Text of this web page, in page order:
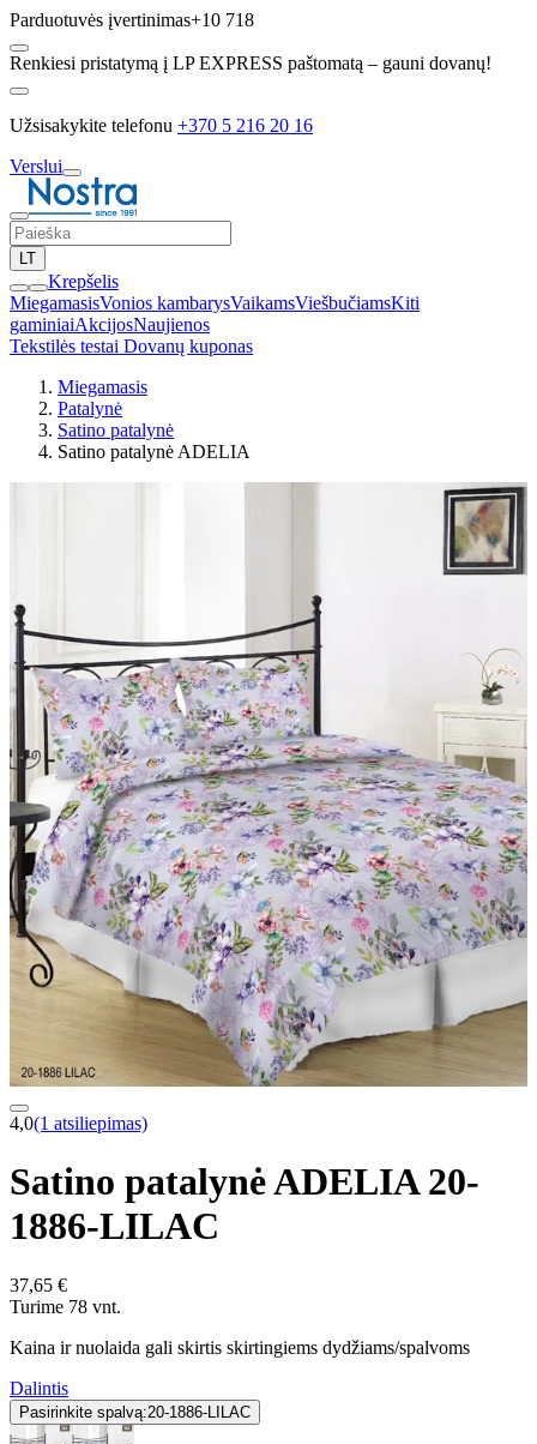
Parduotuvės įvertinimas+10 718
Renkiesi pristatymą į LP EXPRESS paštomatą – gauni dovanų!
Užsisakykite telefonu +370 5 216 20 16
Verslui
LT
Krepšelis
MiegamasisVonios kambarysVaikamsViešbučiamsKiti
gaminiaiAkcijosNaujienos
Tekstilės testai Dovanų kuponas
Miegamasis
Patalynė
Satino patalynė
Satino patalynė ADELIA
4,0(1 atsiliepimas)
Satino patalynė ADELIA 20-
1886-LILAC
37,65 €
Turime 78 vnt.
Kaina ir nuolaida gali skirtis skirtingiems dydžiams/spalvoms
Dalintis
Pasirinkite spalvą:20-1886-LILAC